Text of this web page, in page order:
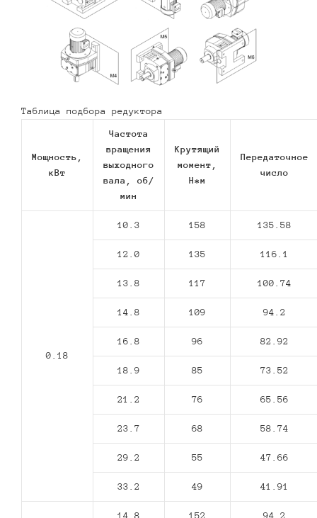
Таблица подбора редуктора
Мощность,
кВт
Частота
вращения
выходного
вала, об/
мин
Крутящий
момент,
Н*м
Передаточное
число
0.18
10.3 158 135.58
12.0 135 116.1
13.8 117 100.74
14.8 109 94.2
16.8 96 82.92
18.9 85 73.52
21.2 76 65.56
23.7 68 58.74
29.2 55 47.66
33.2 49 41.91
14.8 152 94.2